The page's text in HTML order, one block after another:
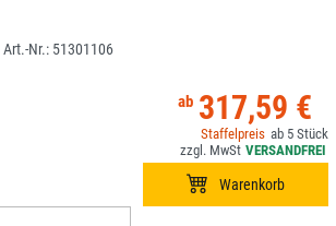
51301106
317,59 €
5